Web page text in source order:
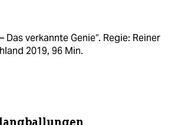
Das verkannte Genie“. Regie: Reiner
2019, 96 Min.